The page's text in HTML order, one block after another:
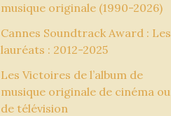
musique originale (1990-2026)
Cannes Soundtrack Award : Les
lauréats : 2012-2025
Les Victoires de l’album de
musique originale de cinéma ou
de télévision